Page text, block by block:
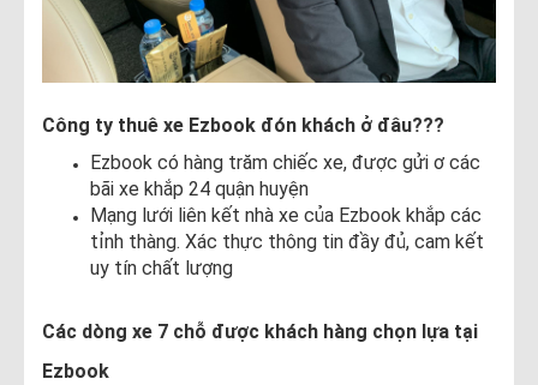
Công ty thuê xe Ezbook đón khách ở đâu???
Ezbook có hàng trăm chiếc xe, được gửi ơ các
bãi xe khắp 24 quận huyện
Mạng lưới liên kết nhà xe của Ezbook khắp các
tỉnh thàng. Xác thực thông tin đầy đủ, cam kết
uy tín chất lượng
Các dòng xe 7 chỗ được khách hàng chọn lựa tại
Ezbook